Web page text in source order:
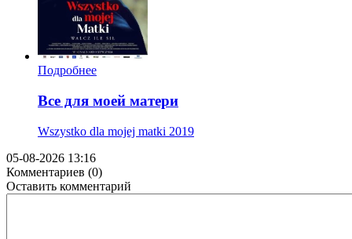
Подробнее
Все для моей матери
Wszystko dla mojej matki 2019
05-08-2026 13:16
Комментариев (0)
Оставить комментарий